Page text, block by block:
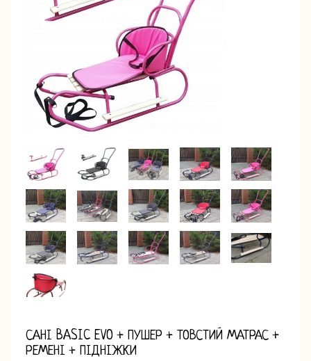
САНІ BASIC EVO + ПУШЕР + ТОВСТИЙ МАТРАС +
РЕМЕНІ + ПІДНІЖКИ